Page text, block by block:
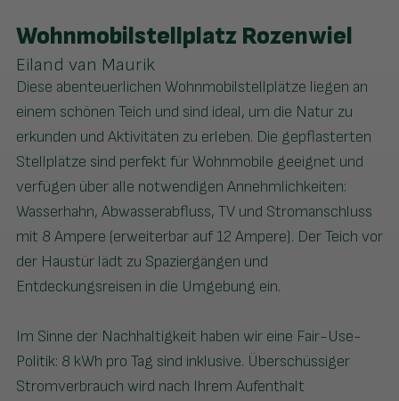
Wohnmobilstellplatz Rozenwiel
Eiland van Maurik
Diese abenteuerlichen Wohnmobilstellplätze liegen an
einem schönen Teich und sind ideal, um die Natur zu
erkunden und Aktivitäten zu erleben. Die gepflasterten
Stellplätze sind perfekt für Wohnmobile geeignet und
verfügen über alle notwendigen Annehmlichkeiten:
Wasserhahn, Abwasserabfluss, TV und Stromanschluss
mit 8 Ampere (erweiterbar auf 12 Ampere). Der Teich vor
der Haustür lädt zu Spaziergängen und
Entdeckungsreisen in die Umgebung ein.
Im Sinne der Nachhaltigkeit haben wir eine Fair-Use-
Politik: 8 kWh pro Tag sind inklusive. Überschüssiger
Stromverbrauch wird nach Ihrem Aufenthalt